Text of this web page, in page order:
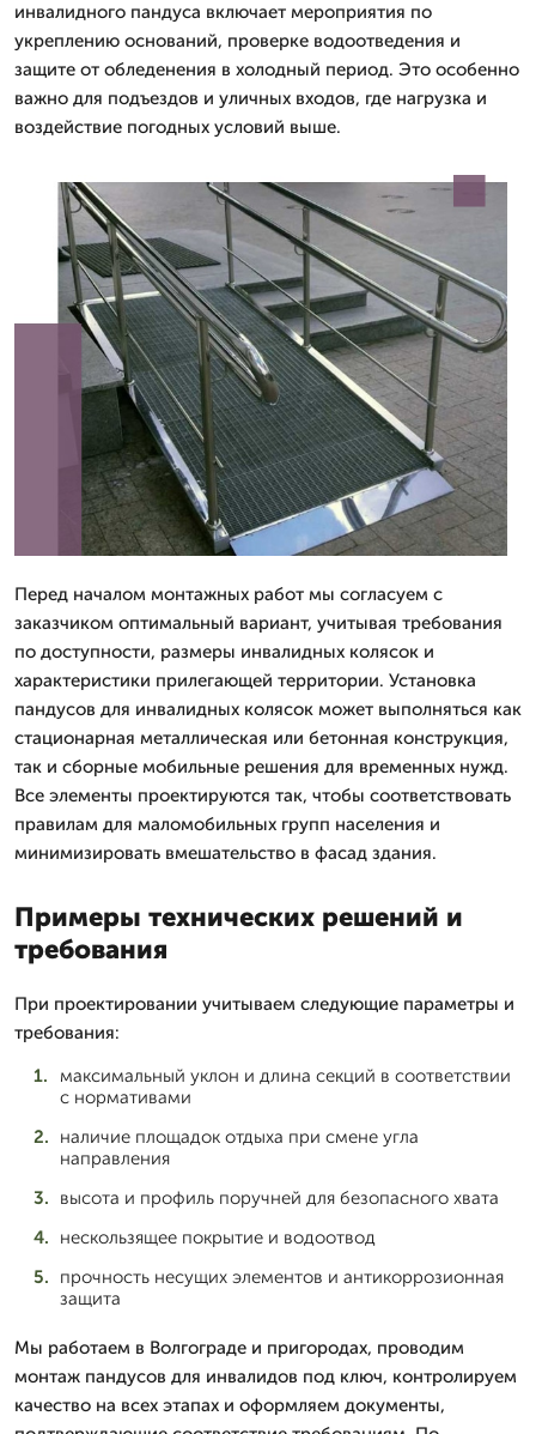
инвалидного пандуса включает мероприятия по
укреплению оснований, проверке водоотведения и
защите от обледенения в холодный период. Это особенно
важно для подъездов и уличных входов, где нагрузка и
воздействие погодных условий выше.
Перед началом монтажных работ мы согласуем с
заказчиком оптимальный вариант, учитывая требования
по доступности, размеры инвалидных колясок и
характеристики прилегающей территории. Установка
пандусов для инвалидных колясок может выполняться как
стационарная металлическая или бетонная конструкция,
так и сборные мобильные решения для временных нужд.
Все элементы проектируются так, чтобы соответствовать
правилам для маломобильных групп населения и
минимизировать вмешательство в фасад здания.
Примеры технических решений и
требования
При проектировании учитываем следующие параметры и
требования:
максимальный уклон и длина секций в соответствии
с нормативами
наличие площадок отдыха при смене угла
направления
высота и профиль поручней для безопасного хвата
нескользящее покрытие и водоотвод
прочность несущих элементов и антикоррозионная
защита
Мы работаем в Волгограде и пригородах, проводим
монтаж пандусов для инвалидов под ключ, контролируем
качество на всех этапах и оформляем документы,